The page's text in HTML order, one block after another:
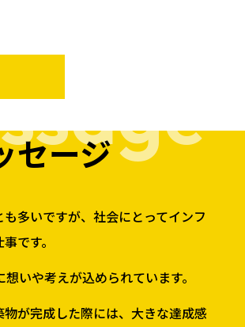
セージ
多いですが、社会にとってインフ
です。
いや考えが込められています。
が完成した際には、大きな達成感